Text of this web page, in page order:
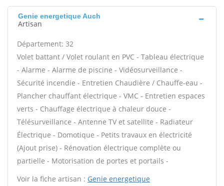
Genie energetique Auch
Artisan
Département: 32
Volet battant / Volet roulant en PVC - Tableau électrique
- Alarme - Alarme de piscine - Vidéosurveillance -
Sécurité incendie - Entretien Chaudière / Chauffe-eau -
Plancher chauffant électrique - VMC - Entretien espaces
verts - Chauffage électrique à chaleur douce -
Télésurveillance - Antenne TV et satellite - Radiateur
Électrique - Domotique - Petits travaux en électricité
(Ajout prise) - Rénovation électrique complète ou
partielle - Motorisation de portes et portails -
Voir la fiche artisan : Genie energetique